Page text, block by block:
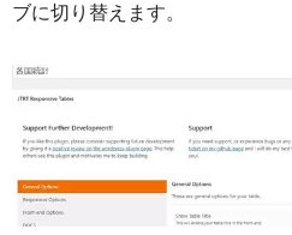
ブに切り替えます。